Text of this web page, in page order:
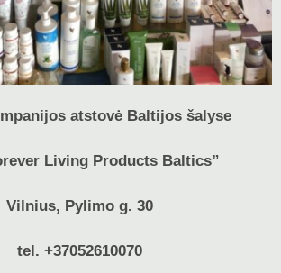
atstovė Baltijos šalyse
Living Products Baltics”
Vilnius, Pylimo g. 30
tel. +37052610070